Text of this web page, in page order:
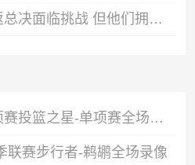
美记：尽管雷霆重返总决面临挑战 但他们拥有SGA这位联盟最强球员
WNBA全明星单项赛投篮之星-单项赛全场录像
联赛步行者-鹈鹕全场录像